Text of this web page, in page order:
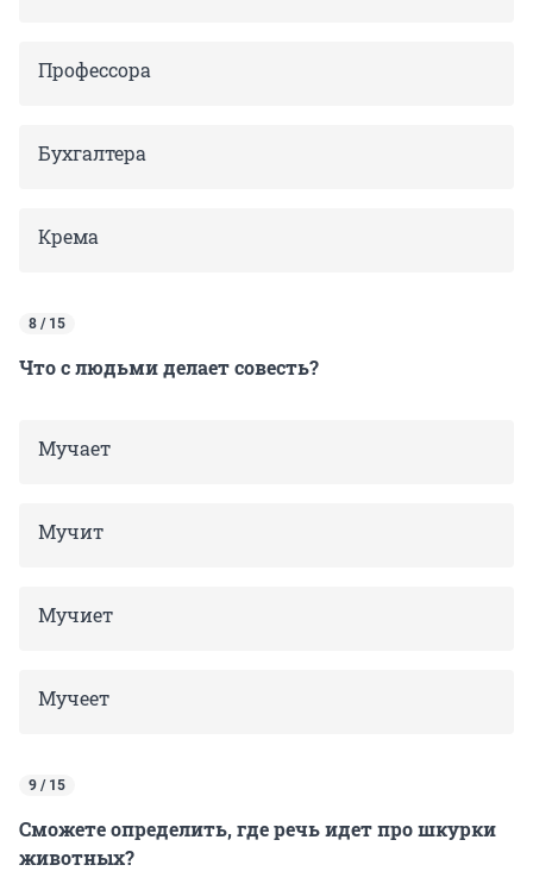
Профессора
Бухгалтера
Крема
8 / 15
Что с людьми делает совесть?
Мучает
Мучит
Мучиет
Мучеет
9 / 15
Сможете определить, где речь идет про шкурки
животных?